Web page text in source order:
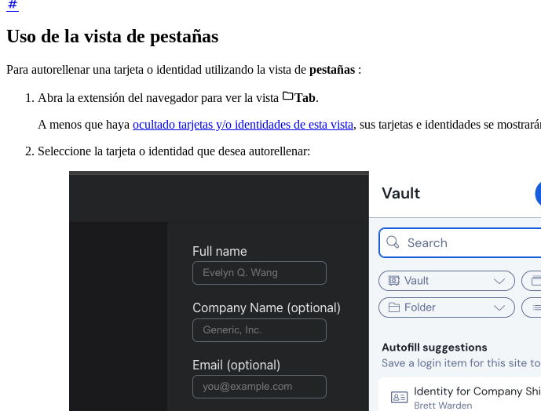
Uso de la vista de pestañas
Para autorellenar una tarjeta o identidad utilizando la vista de pestañas :
Abra la extensión del navegador para ver la vista Tab.
A menos que haya ocultado tarjetas y/o identidades de esta vista, sus tarjetas e identidades se
Seleccione la tarjeta o identidad que desea autorellenar: